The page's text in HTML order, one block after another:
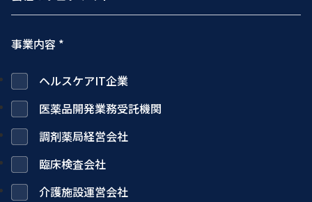
事業内容 *
ヘルスケアIT企業
医薬品開発業務受託機関
調剤薬局経営会社
臨床検査会社
介護施設運営会社